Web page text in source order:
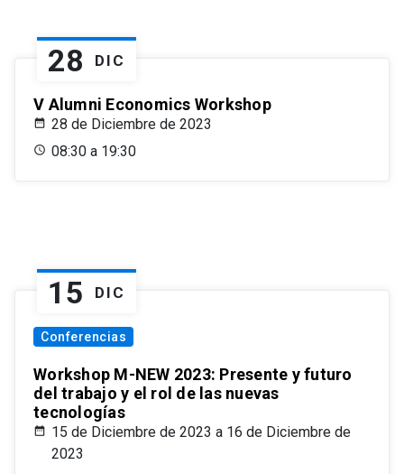
28 DIC
V Alumni Economics Workshop
28 de Diciembre de 2023
08:30 a 19:30
15 DIC
Conferencias
Workshop M-NEW 2023: Presente y futuro
del trabajo y el rol de las nuevas
tecnologías
15 de Diciembre de 2023 a 16 de Diciembre de
2023